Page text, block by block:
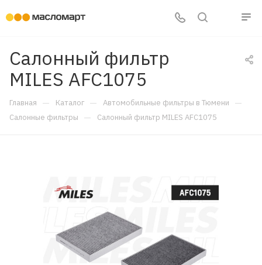
Салонный фильтр
MILES AFC1075
Главная — Каталог — Автомобильные фильтры в Тюмени —
Салонные фильтры — Салонный фильтр MILES AFC1075